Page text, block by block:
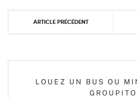
ARTICLE PRÉCÉDENT
LOUEZ UN BUS OU
GROUPITO